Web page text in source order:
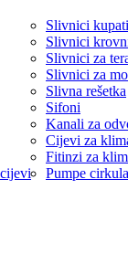
Slivnici
Slivnici
Slivnici za
Slivnici za
Slivna rešetka
Sifoni
Kanali za
Cijevi za
Fitinzi za
Pumpe